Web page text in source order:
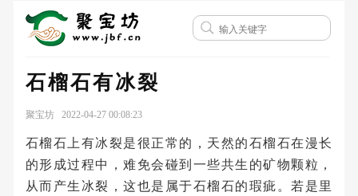
石榴石有冰裂
聚宝坊 2022-04-27 00:08:23
石榴石上有冰裂是很正常的，天然的石榴石在漫长
的形成过程中，难免会碰到一些共生的矿物颗粒，
从而产生冰裂，这也是属于石榴石的瑕疵。若是里